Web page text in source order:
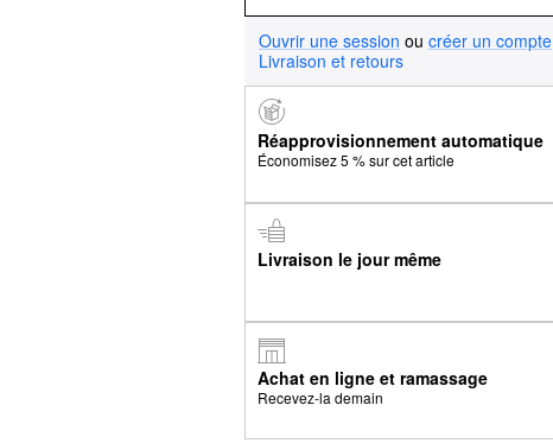
Ouvrir une session ou créer un compte
Livraison et retours
Réapprovisionnement automatique
Économisez 5 % sur cet article
Livraison le jour même
Achat en ligne et ramassage
Recevez-la demain